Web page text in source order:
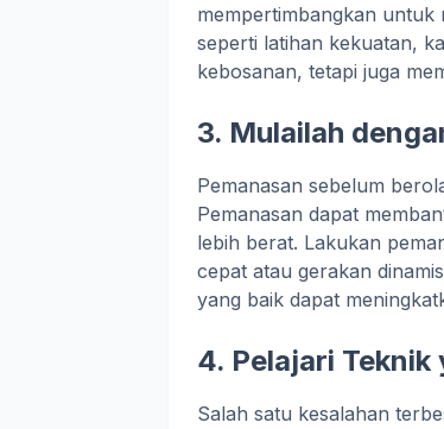
mempertimbangkan untuk
seperti latihan kekuatan,
kebosanan, tetapi juga
3. Mulailah
Pemanasan sebelum
Pemanasan dapat
lebih berat. Lakukan
cepat atau gerakan
yang baik dapat
4. Pelajari Teknik
Salah satu kesalahan